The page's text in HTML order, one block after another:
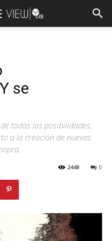
se
todas las posibilidades,
a la creación de nuevas
0
2448